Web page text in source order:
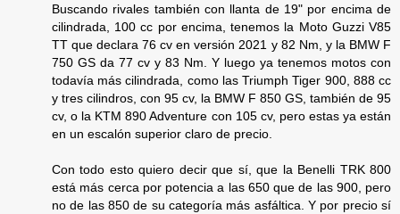
Buscando rivales también con llanta de 19" por encima de
cilindrada, 100 cc por encima, tenemos la Moto Guzzi V85
TT que declara 76 cv en versión 2021 y 82 Nm, y la BMW F
750 GS da 77 cv y 83 Nm. Y luego ya tenemos motos con
todavía más cilindrada, como las Triumph Tiger 900, 888 cc
y tres cilindros, con 95 cv, la BMW F 850 GS, también de 95
cv, o la KTM 890 Adventure con 105 cv, pero estas ya están
en un escalón superior claro de precio.
Con todo esto quiero decir que sí, que la Benelli TRK 800
está más cerca por potencia a las 650 que de las 900, pero
no de las 850 de su categoría más asfáltica. Y por precio sí